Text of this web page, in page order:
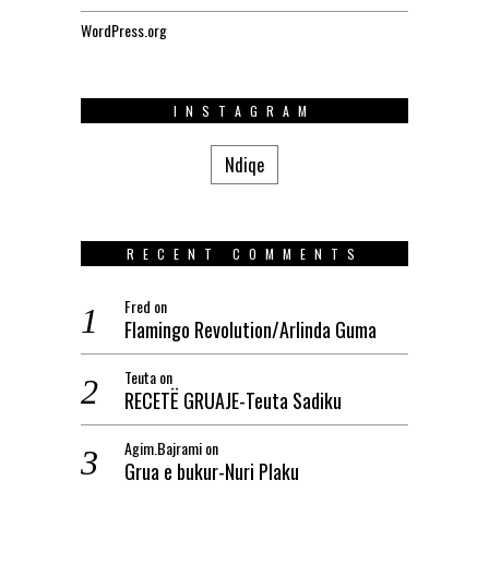
WordPress.org
INSTAGRAM
Ndiqe
RECENT COMMENTS
Fred on
Flamingo Revolution/Arlinda Guma
Teutaon
RECETË GRUAJE-Teuta Sadiku
Agim.Bajramion
Grua e bukur-Nuri Plaku